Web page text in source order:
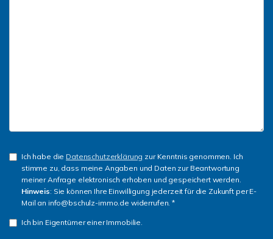
Ich habe die Datenschutzerklärung zur Kenntnis genommen. Ich
stimme zu, dass meine Angaben und Daten zur Beantwortung
meiner Anfrage elektronisch erhoben und gespeichert werden.
Hinweis: Sie können Ihre Einwilligung jederzeit für die Zukunft per E-
Mail an info@bschulz-immo.de widerrufen. *
Ich bin Eigentümer einer Immobilie.